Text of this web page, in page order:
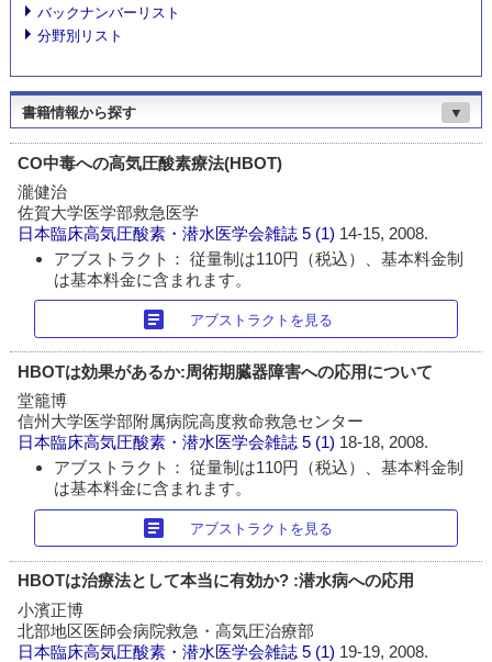
バックナンバーリスト
分野別リスト
書籍情報から探す ▼
CO中毒への高気圧酸素療法(HBOT)
瀧健治
佐賀大学医学部救急医学
日本臨床高気圧酸素・潜水医学会雑誌 5 (1) 14-15, 2008.
アブストラクト： 従量制は110円（税込）、基本料金制
は基本料金に含まれます。
article アブストラクトを見る
HBOTは効果があるか:周術期臓器障害への応用について
堂籠博
信州大学医学部附属病院高度救命救急センター
日本臨床高気圧酸素・潜水医学会雑誌 5 (1) 18-18, 2008.
アブストラクト： 従量制は110円（税込）、基本料金制
は基本料金に含まれます。
article アブストラクトを見る
HBOTは治療法として本当に有効か? :潜水病への応用
小濱正博
北部地区医師会病院救急・高気圧治療部
日本臨床高気圧酸素・潜水医学会雑誌 5 (1) 19-19, 2008.